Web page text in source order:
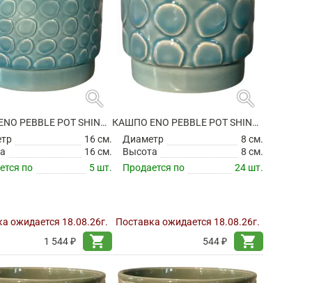
search
КАШПО ENO PEBBLE POT SHINY BLONDI BLUE
16 см.
16 см.
по
5 шт.
ожидается 18.08.26г.
1 544 ₽
shopping_cart
search
КАШПО ENO PEBBLE POT SHINY BLONDI BLUE
Диаметр
8 см.
Высота
8 см.
Продается по
24 шт.
Поставка ожидается 18.08.26г.
544 ₽
shopping_cart